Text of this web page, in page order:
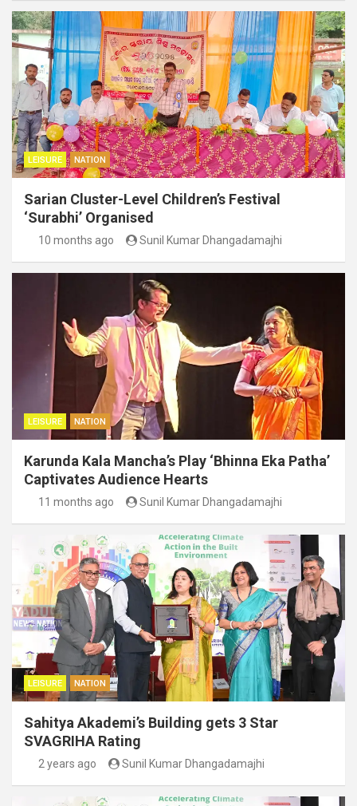
LEISURE NATION
Sarian Cluster-Level Children’s Festival
‘Surabhi’ Organised
10 months ago Sunil Kumar Dhangadamajhi
LEISURE NATION
Karunda Kala Mancha’s Play ‘Bhinna Eka Patha’
Captivates Audience Hearts
11 months ago Sunil Kumar Dhangadamajhi
LEISURE NATION
Sahitya Akademi’s Building gets 3 Star
SVAGRIHA Rating
2 years ago Sunil Kumar Dhangadamajhi